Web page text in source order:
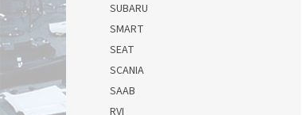
SUBARU
SMART
SEAT
SCANIA
SAAB
RVI